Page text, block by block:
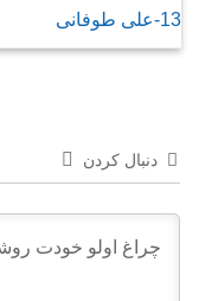
13-علی طوفانی
دنبال کردن